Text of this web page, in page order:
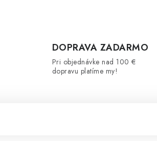
DOPRAVA ZADARMO
Pri objednávke nad 100 €
dopravu platíme my!